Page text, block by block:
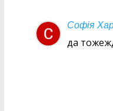
Софія
да